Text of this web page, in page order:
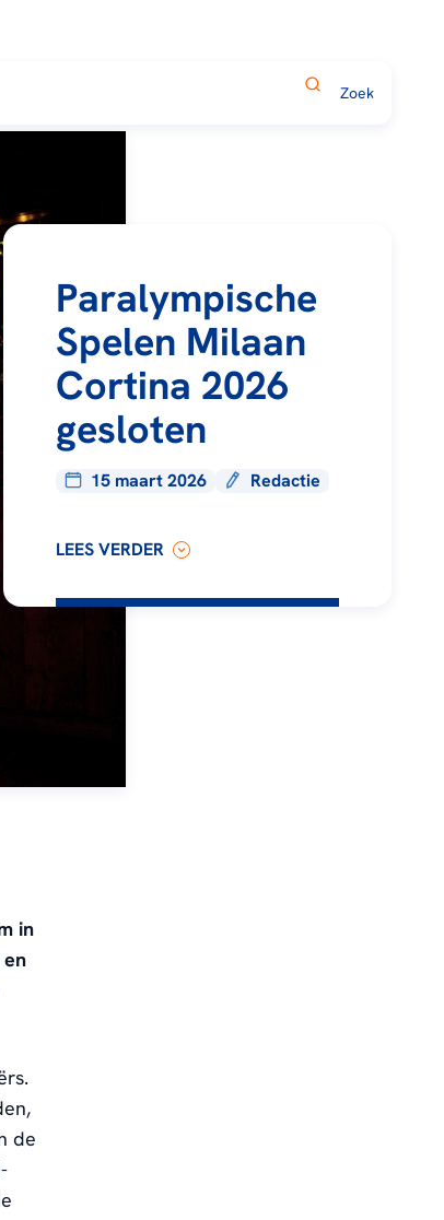
Paralympische
Spelen Milaan
Cortina 2026
gesloten
15 maart 2026 Redactie
LEES VERDER
in
de